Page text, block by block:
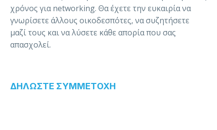
χρόνος για networking. Θα έχετε την ευκαιρία να
γνωρίσετε άλλους οικοδεσπότες, να συζητήσετε
μαζί τους και να λύσετε κάθε απορία που σας
απασχολεί.
ΔΗΛΩΣΤΕ ΣΥΜΜΕΤΟΧΗ